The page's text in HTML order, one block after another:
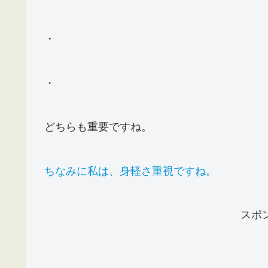
・
・
どちらも重要ですね。
ちなみに私は、身軽さ重視ですね。
スポ